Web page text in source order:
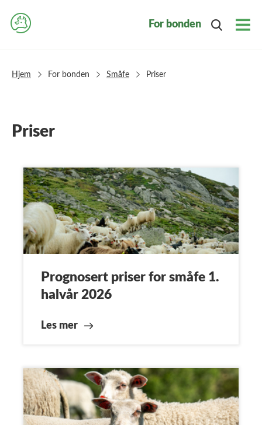
For bonden
Hjem For bonden Småfe Priser
Priser
Prognosert priser for småfe 1.
halvår 2026
Les mer